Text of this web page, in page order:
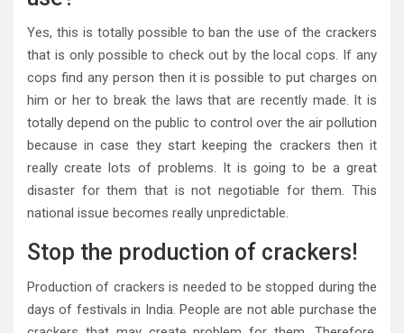
Yes, this is totally possible to ban the use of the crackers
that is only possible to check out by the local cops. If any
cops find any person then it is possible to put charges on
him or her to break the laws that are recently made. It is
totally depend on the public to control over the air pollution
because in case they start keeping the crackers then it
really create lots of problems. It is going to be a great
disaster for them that is not negotiable for them. This
national issue becomes really unpredictable.
Stop the production of crackers!
Production of crackers is needed to be stopped during the
days of festivals in India. People are not able purchase the